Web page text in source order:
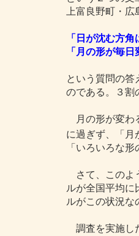
上富良野町・
「日が沈む方角
「月の形が毎日
という質問の答
のである。３割
月の形が変わ
に過ぎず、「月
「いろいろな
さて、このよ
ルが全国平均に
ルがこの状況な
調査を実施し